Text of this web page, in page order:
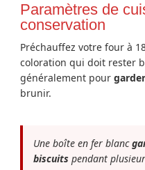
Paramètres de
conservation
Préchauffez votre four à
coloration qui doit rester
généralement pour
brunir.
Une boîte en fer blanc
biscuits pendant